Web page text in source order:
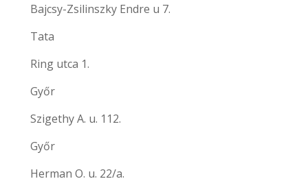
Bajcsy-Zsilinszky Endre u 7.
Tata
Ring utca 1.
Győr
Szigethy A. u. 112.
Győr
Herman O. u. 22/a.